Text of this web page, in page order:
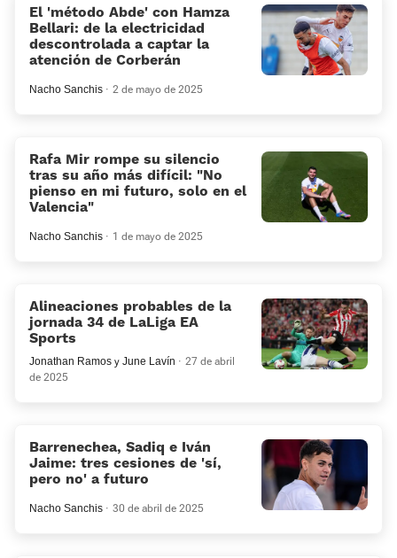
El 'método Abde' con Hamza
Bellari: de la electricidad
descontrolada a captar la
atención de Corberán
Nacho Sanchis 2 de mayo de 2025
Rafa Mir rompe su silencio
tras su año más difícil: «No
pienso en mi futuro, solo en el
Valencia»
Nacho Sanchis 1 de mayo de 2025
Alineaciones probables de la
jornada 34 de LaLiga EA
Sports
Jonathan Ramos y June Lavín
27 de abril
de 2025
Barrenechea, Sadiq e Iván
Jaime: tres cesiones de 'sí,
pero no' a futuro
Nacho Sanchis 30 de abril de 2025